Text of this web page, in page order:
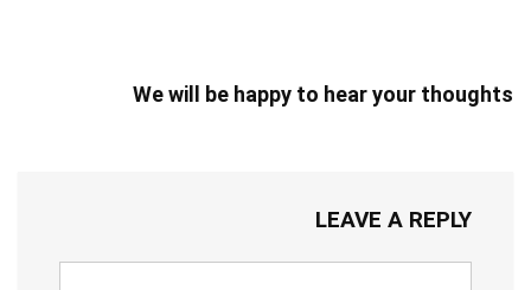
We will be happy to hear your thoughts
LEAVE A REPLY